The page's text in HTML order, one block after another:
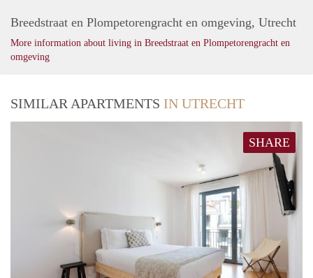
Breedstraat en Plompetorengracht en omgeving, Utrecht
More information about living in Breedstraat en Plompetorengracht en
omgeving
SIMILAR APARTMENTS IN UTRECHT
SHARE